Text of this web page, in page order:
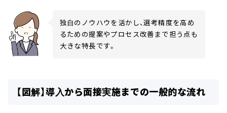
独自のノウハウを活かし、選考精度を高め
るための提案やプロセス改善まで担う点も
大きな特長です。
【図解】導入から面接実施までの一般的な流れ